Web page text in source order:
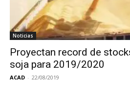
Noticias
Proyectan record de
soja para 2019/2020
ACAD - 22/08/2019